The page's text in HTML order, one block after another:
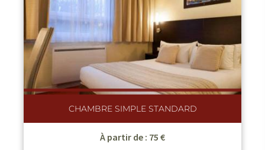
CHAMBRE SIMPLE STANDARD
À partir de : 75 €